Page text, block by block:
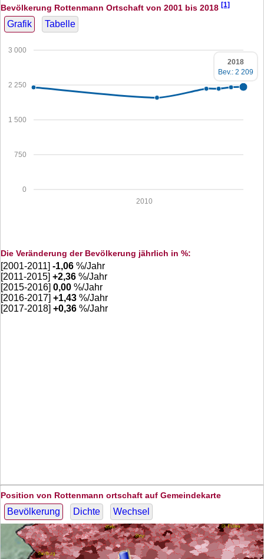
Bevölkerung Rottenmann Ortschaft von 2001 bis 2018 [1]
Grafik Tabelle
0
750
1 500
2 250
3 000
2010
2018
Bev.: 2 209
Die Veränderung der Bevölkerung jährlich in %:
[2001-2011] -1,06 %/Jahr
[2011-2015] +2,36 %/Jahr
[2015-2016] 0,00 %/Jahr
[2016-2017] +1,43 %/Jahr
[2017-2018] +0,36 %/Jahr
Position von Rottenmann ortschaft auf Gemeindekarte
Bevölkerung Dichte Wechsel